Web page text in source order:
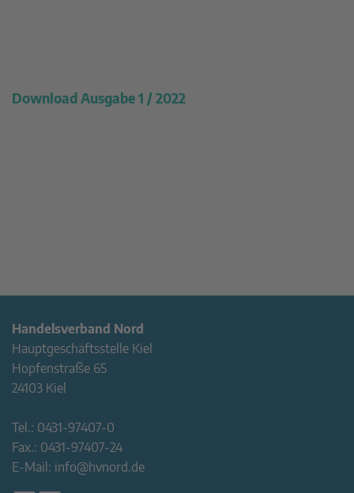
Download Ausgabe 1 / 2022
Handelsverband Nord
Hauptgeschäftsstelle Kiel
Hopfenstraße 65
24103 Kiel
Tel.: 0431-97407-0
Fax.: 0431-97407-24
E-Mail: info@hvnord.de